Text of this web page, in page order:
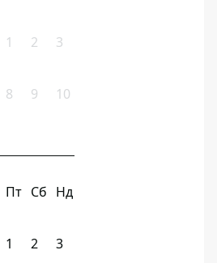
1 2 3
8 9 10
Пт Сб Нд
1 2 3